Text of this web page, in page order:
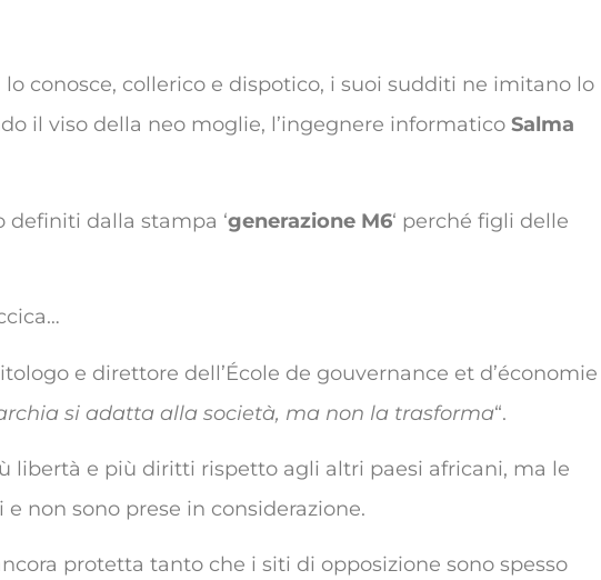
conosce, collerico e dispotico, i suoi sudditi ne imitano lo
il viso della neo moglie, l’ingegnere informatico Salma
dalla stampa ‘generazione M6‘ perché figli delle
e direttore dell’École de gouvernance et d’économie
si adatta alla società, ma non la trasforma“.
libertà e più diritti rispetto agli altri paesi africani, ma le
non sono prese in considerazione.
protetta tanto che i siti di opposizione sono spesso